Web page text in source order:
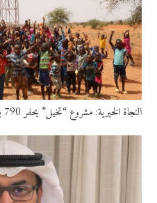
النجاة الخيرية: مشروع “تخيل” يحفر 790 بئرًا ويروي عطش 1.8 مليون إنسان